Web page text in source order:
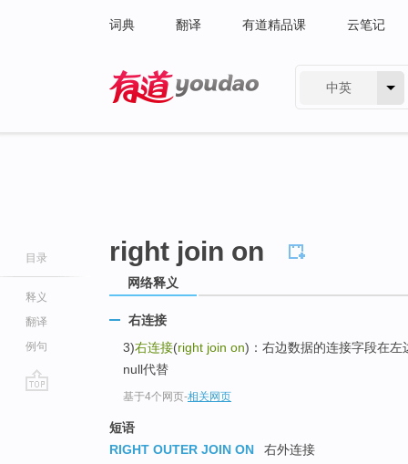
词典 翻译 有道精品课 云笔记
中英
目录
释义
翻译
例句
right join on
网络释义
右连接
3)右连接(right join on)：右边数据的连接字段在
null代替
基于4个网页-相关网页
短语
RIGHT OUTER JOIN ON
右外连接